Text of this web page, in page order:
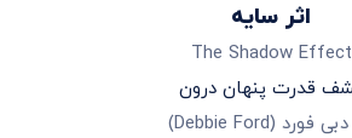
اثر سایه
The Shadow Effect
قدرت پنهان درون
دبی فورد (
Debbie Ford
)